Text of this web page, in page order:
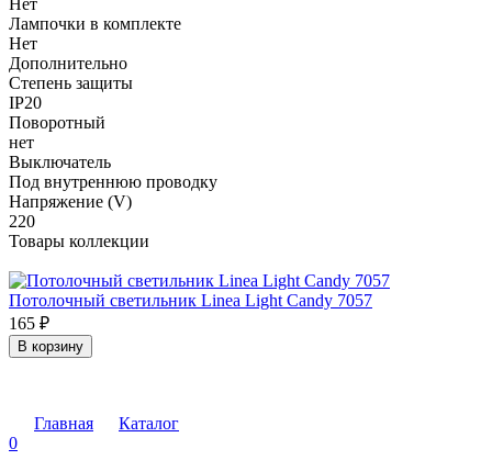
Лампочки в комплекте
Нет
Дополнительно
Степень защиты
IP20
Поворотный
нет
Выключатель
Под внутреннюю проводку
Напряжение (V)
220
Товары коллекции
Потолочный светильник Linea Light Candy 7057
165 ₽
В корзину
Главная
Каталог
0